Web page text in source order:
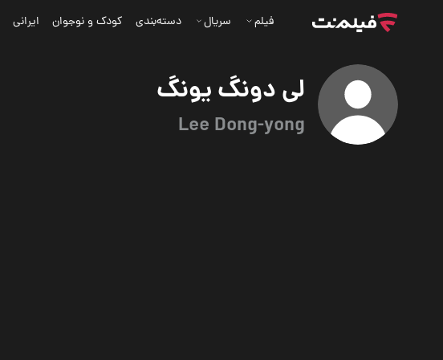
لی دونگ یونگ
Lee Dong-yong
فیلم سریال دسته‌بندی کودک و نوجوان ایرانی